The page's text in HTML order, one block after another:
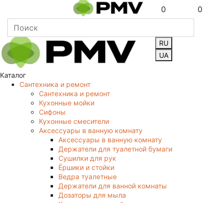
0 0
RU
UA
Каталог
Сантехника и ремонт
Сантехника и ремонт
Кухонные мойки
Сифоны
Кухонные смесители
Аксессуары в ванную комнату
Аксессуары в ванную комнату
Держатели для туалетной бумаги
Сушилки для рук
Ёршики и стойки
Ведра туалетные
Держатели для ванной комнаты
Дозаторы для мыла